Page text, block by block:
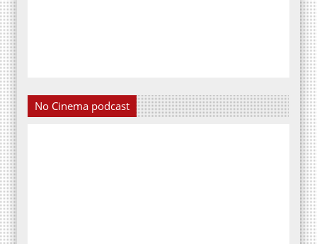
No Cinema podcast